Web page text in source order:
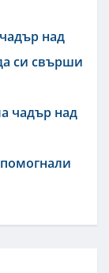
над
си свърши
чадър над